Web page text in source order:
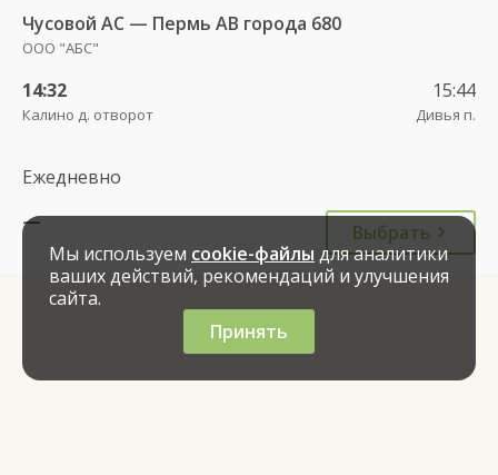
Чусовой АС — Пермь АВ города 680
ООО "АБС"
14:32
Калино д. отворот
15:44
Дивья п.
Ежедневно
—
Выбрать
Мы используем cookie-файлы для аналитики
ваших действий, рекомендаций и улучшения
сайта.
Принять